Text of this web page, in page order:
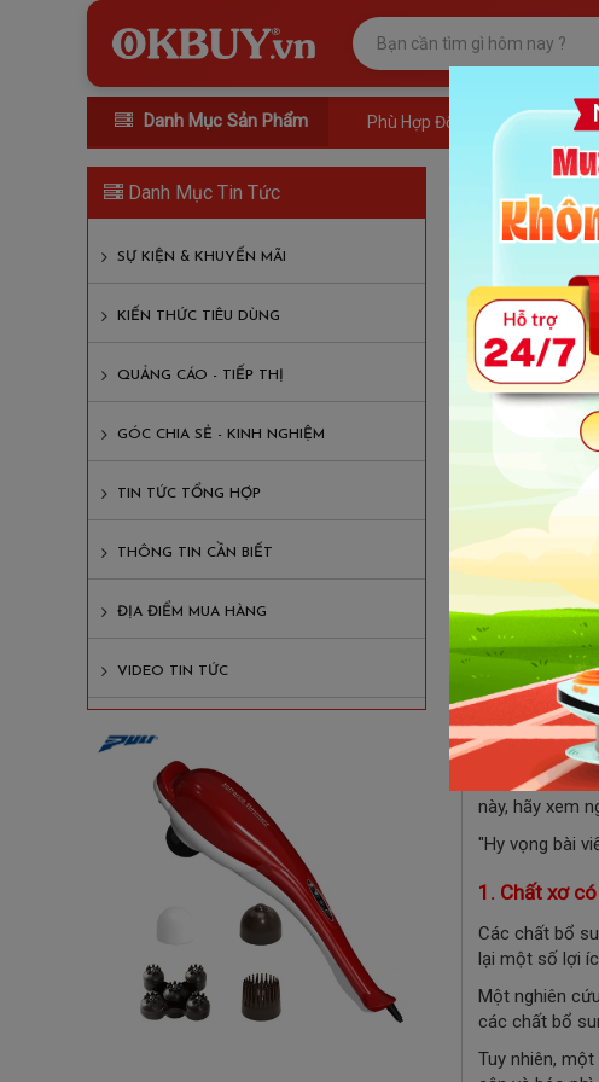
Danh Mục Sản Phẩm Phù Hợp Đối Tượng
Danh Mục Tin Tức
SỰ KIỆN & KHUYẾN MÃI
KIẾN THỨC TIÊU DÙNG
QUẢNG CÁO - TIẾP THỊ
GÓC CHIA SẺ - KINH NGHIỆM
TIN TỨC TỔNG HỢP
THÔNG TIN CẦN BIẾT
ĐỊA ĐIỂM MUA HÀNG
VIDEO TIN TỨC
Chất xơ
Lượt xem :
Nội Dung
Chất xơ có
1. Chất xơ
2. Tại sao
2.1 Chất
2.2 Chất
3. Cách
3.1
3.2
Chất xơ
hòa tan có thể
"chất xơcó
này, hãy xem
"Hy vọng bài
1. Chất xơ
Các chất bổ
lại một số lợi
Một nghiên
các chất bổ
Tuy nhiên,